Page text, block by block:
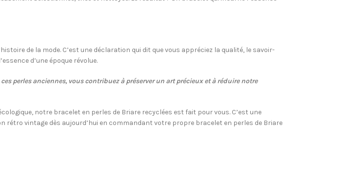
de la mode. C’est une déclaration qui dit que vous appréciez la qualité, le savoir-
d’une époque révolue.
perles anciennes, vous contribuez à préserver un art précieux et à réduire notre
notre bracelet en perles de Briare recyclées est fait pour vous. C’est une
rétro vintage dès aujourd’hui en commandant votre propre bracelet en perles de Briare